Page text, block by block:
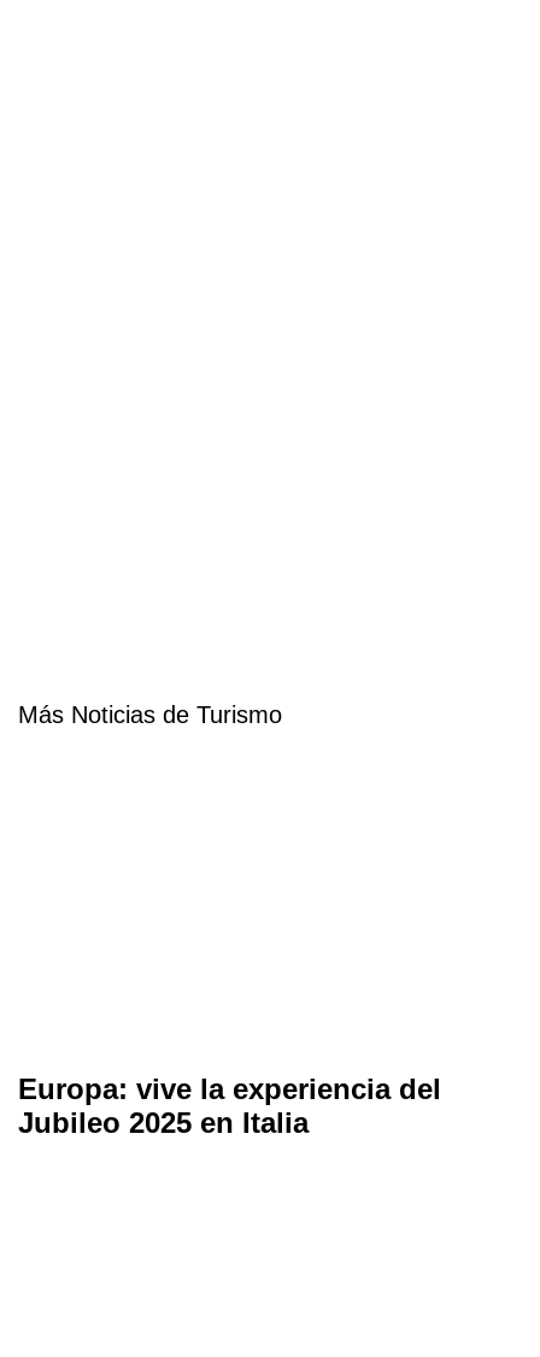
Más Noticias de Turismo
Europa: vive la experiencia del
Jubileo 2025 en Italia